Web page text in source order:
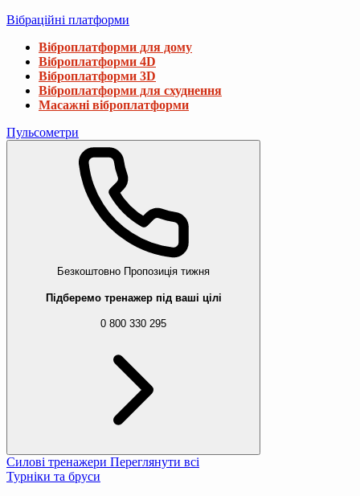
Вібраційні платформи
Віброплатформи для дому
Віброплатформи 4D
Віброплатформи 3D
Віброплатформи для схуднення
Масажні віброплатформи
Пульсометри
Безкоштовно Пропозиція тижня
Підберемо тренажер під ваші цілі
0 800 330 295
Силові тренажери Переглянути всі
Турніки та бруси